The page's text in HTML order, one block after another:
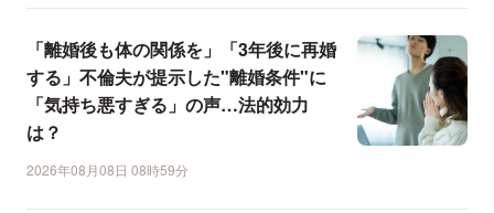
「離婚後も体の関係を」「3年後に再婚
する」不倫夫が提示した"離婚条件"に
「気持ち悪すぎる」の声…法的効力
は？
2026年08月08日 08時59分